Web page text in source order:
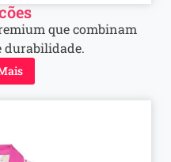
que combinam
durabilidade.